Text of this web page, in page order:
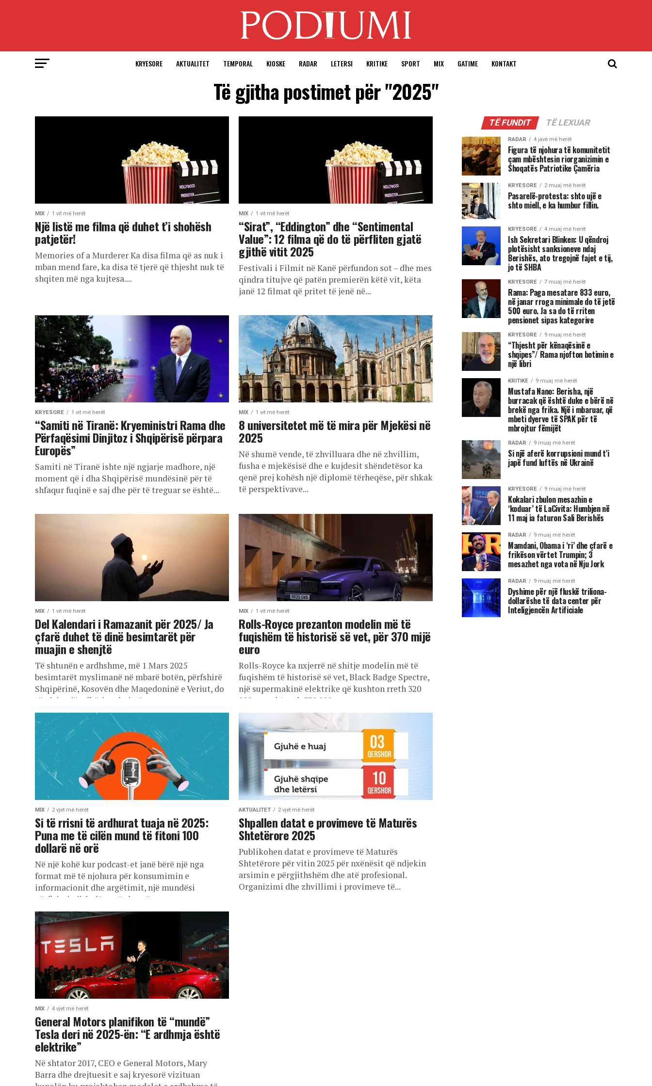
KRYESORE AKTUALITET TEMPORAL KIOSKE RADAR LETERSI KRITIKE SPORT MIX GATIME KONTAKT
Të gjitha postimet për "2025"
MIX 1 vit më herët
Një listë me filma që duhet t’i shohësh
patjetër!
Memories of a Murderer Ka disa filma që as nuk i
mban mend fare, ka disa të tjerë që thjesht nuk të
shqiten më nga kujtesa....
MIX 1 vit më herët
“Sirat”, “Eddington” dhe “Sentimental
Value”: 12 filma që do të përfliten gjatë
gjithë vitit 2025
Festivali i Filmit në Kanë përfundon sot – dhe mes
qindra titujve që patën premierën këtë vit, këta
janë 12 filmat që pritet të jenë në...
KRYESORE 1 vit më herët
“Samiti në Tiranë: Kryeministri Rama dhe
Përfaqësimi Dinjitoz i Shqipërisë përpara
Europës”
Samiti në Tiranë ishte një ngjarje madhore, një
moment që i dha Shqipërisë mundësinë për të
shfaqur fuqinë e saj dhe për të treguar se është...
MIX 1 vit më herët
8 universitetet më të mira për Mjekësi në
2025
Në shumë vende, të zhvilluara dhe në zhvillim,
fusha e mjekësisë dhe e kujdesit shëndetësor ka
qenë prej kohësh një diplomë tërheqëse, për shkak
të perspektivave...
MIX 1 vit më herët
Del Kalendari i Ramazanit për 2025/ Ja
çfarë duhet të dinë besimtarët për
muajin e shenjtë
Të shtunën e ardhshme, më 1 Mars 2025
besimtarët myslimanë në mbarë botën, përfshirë
Shqipërinë, Kosovën dhe Maqedoninë e Veriut, do
të nisin një udhëtim shpirtëror...
MIX 1 vit më herët
Rolls-Royce prezanton modelin më të
fuqishëm të historisë së vet, për 370 mijë
euro
Rolls-Royce ka nxjerrë në shitje modelin më të
fuqishëm të historisë së vet, Black Badge Spectre,
një supermakinë elektrike që kushton rreth 320
000 paund (rreth 370 000...
MIX 2 vjet më herët
Si të rrisni të ardhurat tuaja në 2025:
Puna me të cilën mund të fitoni 100
dollarë në orë
Në një kohë kur podcast-et janë bërë një nga
format më të njohura për konsumimin e
informacionit dhe argëtimit, një mundësi
përfitimi gjithnjë e më shumë...
AKTUALITET 2 vjet më herët
Shpallen datat e provimeve të Maturës
Shtetërore 2025
Publikohen datat e provimeve të Maturës
Shtetërore për vitin 2025 për nxënësit që ndjekin
arsimin e përgjithshëm dhe atë profesional.
Organizimi dhe zhvillimi i provimeve të...
MIX 4 vjet më herët
General Motors planifikon të “mundë”
Tesla deri në 2025-ën: “E ardhmja është
elektrike”
Në shtator 2017, CEO e General Motors, Mary
Barra dhe drejtuesit e saj kryesorë vizituan
TË FUNDIT TË LEXUAR
RADAR 4 javë më herët
Figura të njohura të komunitetit
çam mbështesin riorganizimin e
Shoqatës Patriotike Çamëria
KRYESORE 2 muaj më herët
Pasarelë-protesta: shto ujë e
shto miell, e ka humbur fillin.
KRYESORE 4 muaj më herët
Ish Sekretari Blinken: U qëndroj
plotësisht sanksioneve ndaj
Berishës, ato tregojnë fajet e tij,
jo të SHBA
KRYESORE 7 muaj më herët
Rama: Paga mesatare 833 euro,
në janar rroga minimale do të jetë
500 euro. Ja sa do të rriten
pensionet sipas kategorive
KRYESORE 9 muaj më herët
“Thjesht për kënaqësinë e
shqipes”/ Rama njofton botimin e
një libri
KRITIKE 9 muaj më herët
Mustafa Nano: Berisha, një
burracak që është duke e bërë në
brekë nga frika. Një i mbaruar, që
mbeti dyerve të SPAK për të
mbrojtur fëmijët
RADAR 9 muaj më herët
Si një aferë korrupsioni mund t’i
japë fund luftës në Ukrainë
KRYESORE 9 muaj më herët
Kokalari zbulon mesazhin e
‘koduar’ të LaCivita: Humbjen në
11 maj ia faturon Sali Berishës
RADAR 9 muaj më herët
Mamdani, Obama i ‘ri’ dhe çfarë e
frikëson vërtet Trumpin; 3
mesazhet nga vota në Nju Jork
RADAR 9 muaj më herët
Dyshime për një fluskë triliona-
dollarëshe të data center për
Inteligjencën Artificiale